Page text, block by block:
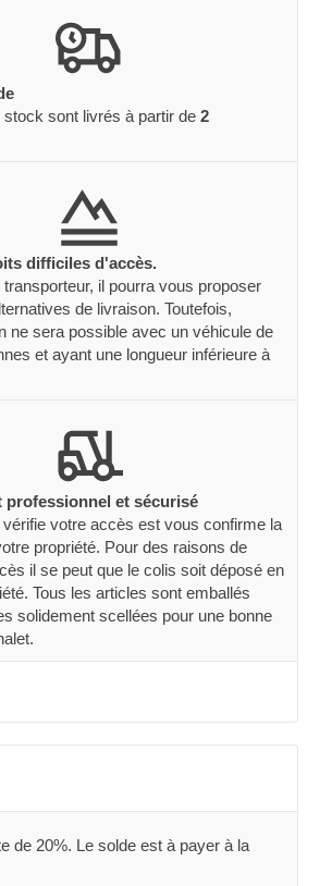
stock sont livrés à partir de 2
difficiles d'accès.
il pourra vous proposer
de livraison. Toutefois,
ne sera possible avec un véhicule de
et ayant une longueur inférieure à
professionnel et sécurisé
vérifie votre accès est vous confirme la
propriété. Pour des raisons de
il se peut que le colis soit déposé en
Tous les articles sont emballés
solidement scellées pour une bonne
de 20%. Le solde est à payer à la